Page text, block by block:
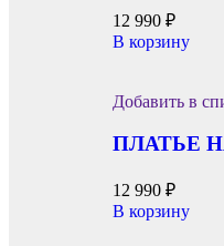
12 990 ₽
В корзину
Добавить в
ПЛАТЬЕ
12 990 ₽
В корзину